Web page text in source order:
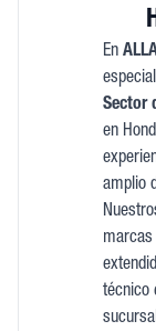
En
Sector
en
amplio
marcas
técnico